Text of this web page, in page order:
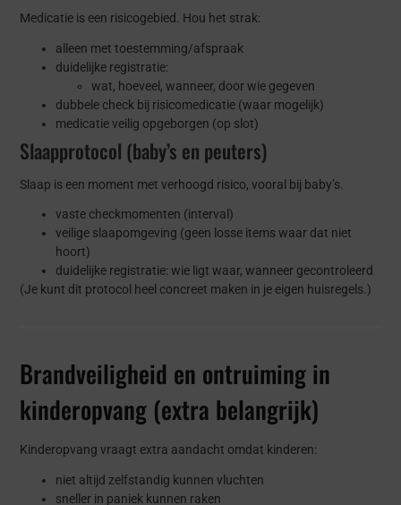
Medicatie is een risicogebied. Hou het strak:
alleen met toestemming/afspraak
duidelijke registratie:
wat, hoeveel, wanneer, door wie gegeven
dubbele check bij risicomedicatie (waar mogelijk)
medicatie veilig opgeborgen (op slot)
Slaapprotocol (baby’s en peuters)
Slaap is een moment met verhoogd risico, vooral bij baby’s.
vaste checkmomenten (interval)
veilige slaapomgeving (geen losse items waar dat niet
hoort)
duidelijke registratie: wie ligt waar, wanneer gecontroleerd
(Je kunt dit protocol heel concreet maken in je eigen huisregels.)
Brandveiligheid en ontruiming in
kinderopvang (extra belangrijk)
Kinderopvang vraagt extra aandacht omdat kinderen:
niet altijd zelfstandig kunnen vluchten
sneller in paniek kunnen raken